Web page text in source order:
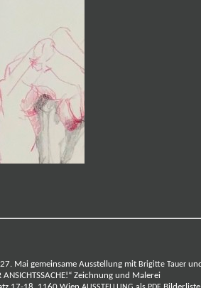
Mai gemeinsame Ausstellung mit Brigitte Tauer und
ANSICHTSSACHE!“ Zeichnung und Malerei